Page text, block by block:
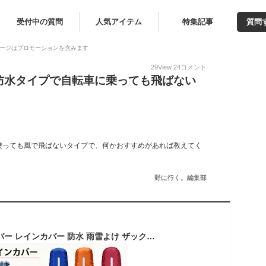
受付中の質問 人気アイテム 特集記事 質問
ジはプロモーションを含みます
29View 24コメント
タイプで自転車に乗っても飛ばない
ても風で飛ばないタイプで、何かおすすめがあれば教えてく
野に行く。編集部
＼P5倍／リュックカバー レインカバー 防水 雨雪よけ ザックカバー 210T 15L-60L対応 高耐久性 強力撥水 光反射材 バックル結束ベルト付き 風飛び防止 収納袋付き ランドセルカバー 自転車カゴカバー 軽量 アウトドア 登山 通学 1000円ポッキリ 【月間優良ショップ】